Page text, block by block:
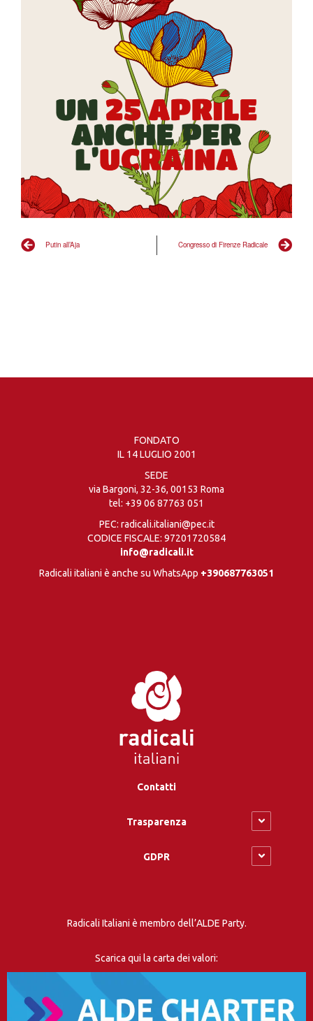
Putin all’Aja Congresso di Firenze Radicale
FONDATO
IL 14 LUGLIO 2001
SEDE
via Bargoni, 32-36, 00153 Roma
tel: +39 06 87763 051
PEC: radicali.italiani@pec.it
CODICE FISCALE: 97201720584
info@radicali.it
Radicali italiani è anche su WhatsApp +390687763051
Contatti
Trasparenza
GDPR
Radicali Italiani è membro dell’ALDE Party.
Scarica qui la carta dei valori: